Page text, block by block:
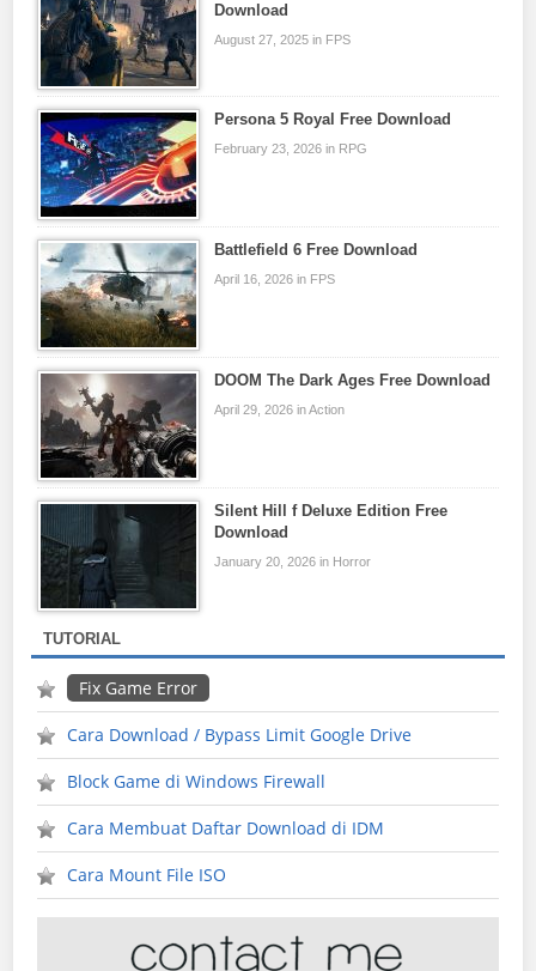
Download
August 27, 2025 in FPS
Persona 5 Royal Free Download
February 23, 2026 in RPG
Battlefield 6 Free Download
April 16, 2026 in FPS
DOOM The Dark Ages Free Download
April 29, 2026 in Action
Silent Hill f Deluxe Edition Free
Download
January 20, 2026 in Horror
TUTORIAL
Fix Game Error
Cara Download / Bypass Limit Google Drive
Block Game di Windows Firewall
Cara Membuat Daftar Download di IDM
Cara Mount File ISO